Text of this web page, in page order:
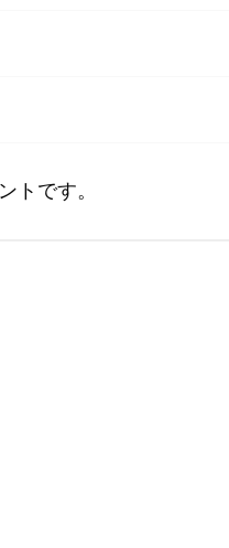
トです。